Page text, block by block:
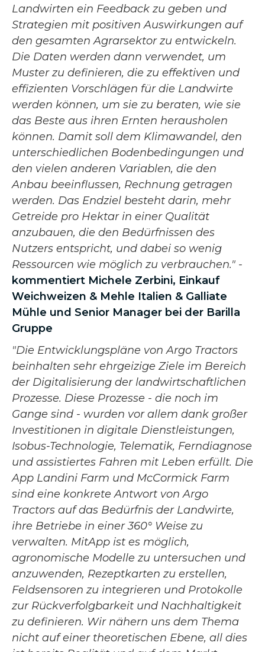
Landwirten ein Feedback zu geben und
Strategien mit positiven Auswirkungen auf
den gesamten Agrarsektor zu entwickeln.
Die Daten werden dann verwendet, um
Muster zu definieren, die zu effektiven und
effizienten Vorschlägen für die Landwirte
werden können, um sie zu beraten, wie sie
das Beste aus ihren Ernten herausholen
können. Damit soll dem Klimawandel, den
unterschiedlichen Bodenbedingungen und
den vielen anderen Variablen, die den
Anbau beeinflussen, Rechnung getragen
werden. Das Endziel besteht darin, mehr
Getreide pro Hektar in einer Qualität
anzubauen, die den Bedürfnissen des
Nutzers entspricht, und dabei so wenig
Ressourcen wie möglich zu verbrauchen." -
kommentiert Michele Zerbini, Einkauf
Weichweizen & Mehle Italien & Galliate
Mühle und Senior Manager bei der Barilla
Gruppe
"Die Entwicklungspläne von Argo Tractors
beinhalten sehr ehrgeizige Ziele im Bereich
der Digitalisierung der landwirtschaftlichen
Prozesse. Diese Prozesse - die noch im
Gange sind - wurden vor allem dank großer
Investitionen in digitale Dienstleistungen,
Isobus-Technologie, Telematik, Ferndiagnose
und assistiertes Fahren mit Leben erfüllt. Die
App Landini Farm und McCormick Farm
sind eine konkrete Antwort von Argo
Tractors auf das Bedürfnis der Landwirte,
ihre Betriebe in einer 360° Weise zu
verwalten. MitApp ist es möglich,
agronomische Modelle zu untersuchen und
anzuwenden, Rezeptkarten zu erstellen,
Feldsensoren zu integrieren und Protokolle
zur Rückverfolgbarkeit und Nachhaltigkeit
zu definieren. Wir nähern uns dem Thema
nicht auf einer theoretischen Ebene, all dies